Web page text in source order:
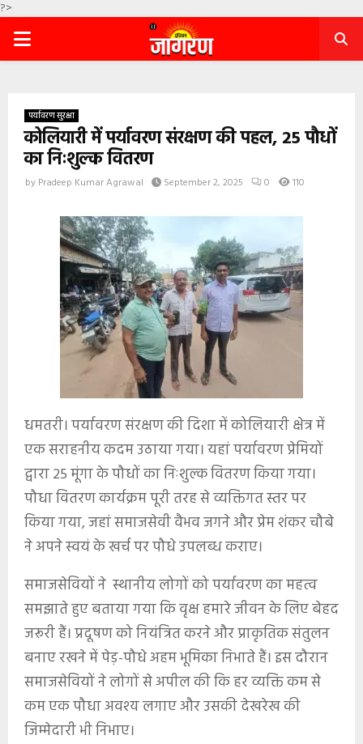
?>
PRIMARY
पर्यावरण सुरक्षा
कोलियारी में पर्यावरण संरक्षण की पहल, 25 पौधों
का निःशुल्क वितरण
by Pradeep Kumar Agrawal September 2, 2025 0 110
धमतरी। पर्यावरण संरक्षण की दिशा में कोलियारी क्षेत्र में
एक सराहनीय कदम उठाया गया। यहां पर्यावरण प्रेमियों
द्वारा 25 मूंगा के पौधों का निःशुल्क वितरण किया गया।
पौधा वितरण कार्यक्रम पूरी तरह से व्यक्तिगत स्तर पर
किया गया, जहां समाजसेवी वैभव जगने और प्रेम शंकर चौबे
ने अपने स्वयं के खर्च पर पौधे उपलब्ध कराए।
समाजसेवियों ने स्थानीय लोगों को पर्यावरण का महत्व
समझाते हुए बताया गया कि वृक्ष हमारे जीवन के लिए बेहद
जरूरी हैं। प्रदूषण को नियंत्रित करने और प्राकृतिक संतुलन
बनाए रखने में पेड़-पौधे अहम भूमिका निभाते हैं। इस दौरान
समाजसेवियों ने लोगों से अपील की कि हर व्यक्ति कम से
कम एक पौधा अवश्य लगाए और उसकी देखरेख की
जिम्मेदारी भी निभाए।